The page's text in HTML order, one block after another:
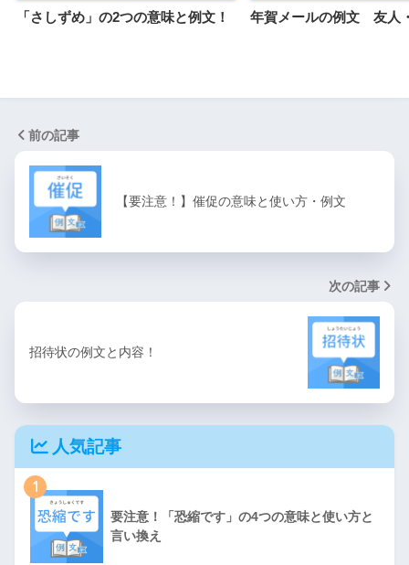
「さしずめ」の2つの意味と例文！ 年賀メールの例文 友人
前の記事
【要注意！】催促の意味と使い方・例文
次の記事
招待状の例文と内容！
人気記事
1
要注意！「恐縮です」の4つの意味と使い方と
言い換え